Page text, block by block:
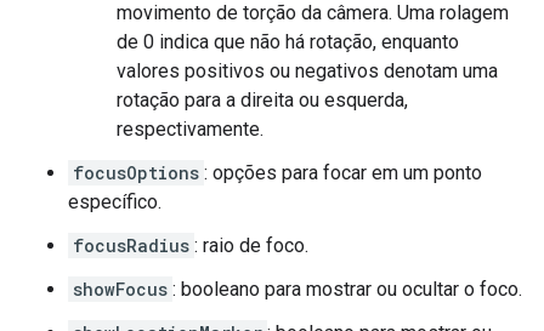
movimento de torção da câmera. Uma rolagem
de 0 indica que não há rotação, enquanto
valores positivos ou negativos denotam uma
rotação para a direita ou esquerda,
respectivamente.
focusOptions : opções para focar em um ponto
específico.
focusRadius : raio de foco.
showFocus : booleano para mostrar ou ocultar o foco.